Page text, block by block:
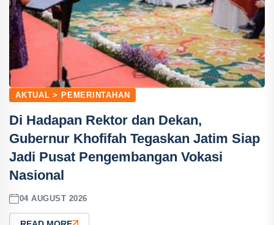
AKTUAL > PEMERINTAHAN
Di Hadapan Rektor dan Dekan,
Gubernur Khofifah Tegaskan Jatim Siap
Jadi Pusat Pengembangan Vokasi
Nasional
04 AUGUST 2026